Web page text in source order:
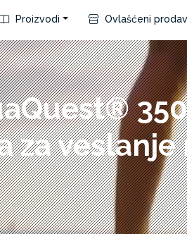
Proizvodi Ovlašćeni
za